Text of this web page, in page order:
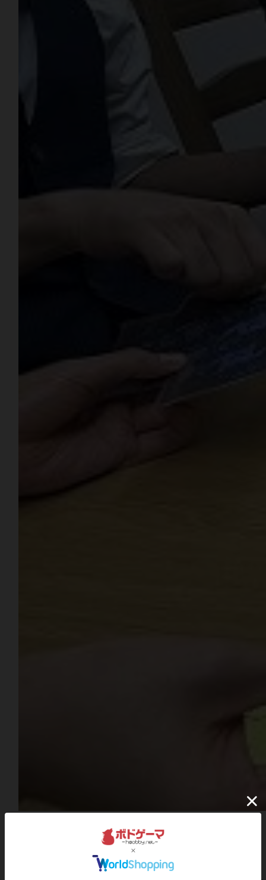
✨❖ イベントの流れ ❖✨
開始10分前から受付スタート♪